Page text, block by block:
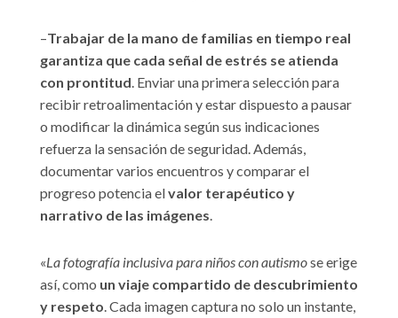
–Trabajar de la mano de familias en tiempo real
garantiza que cada señal de estrés se atienda
con prontitud. Enviar una primera selección para
recibir retroalimentación y estar dispuesto a pausar
o modificar la dinámica según sus indicaciones
refuerza la sensación de seguridad. Además,
documentar varios encuentros y comparar el
progreso potencia elvalor terapéutico y
narrativo de las imágenes.
«La fotografía inclusiva para niños con autismose erige
así, como un viaje compartido de descubrimiento
y respeto. Cada imagen captura no solo un instante,